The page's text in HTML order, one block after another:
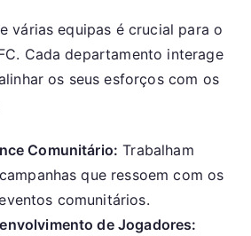
várias equipas é crucial para o
Cada departamento interage
os seus esforços com os
Comunitário: Trabalham
que ressoem com os
comunitários.
de Jogadores: